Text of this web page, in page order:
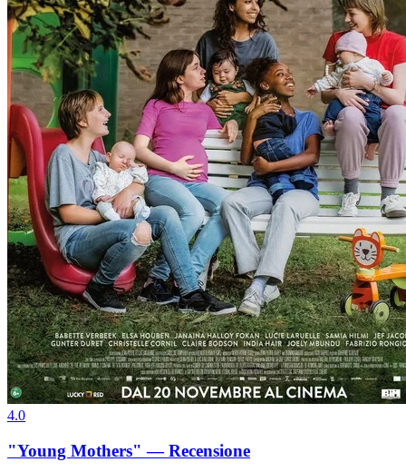
4.0
"Young Mothers" — Recensione